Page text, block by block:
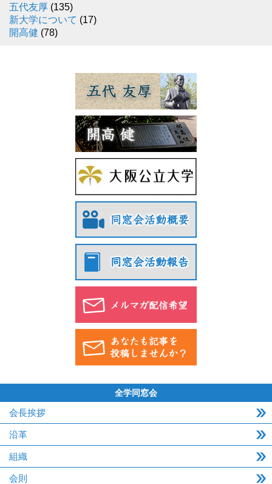
五代友厚 (135)
新大学について (17)
開高健 (78)
全学同窓会
会長挨拶
沿革
組織
会則